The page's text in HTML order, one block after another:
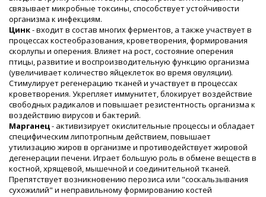
связывает микробные токсины, способствует устойчивости
организма к инфекциям.
Цинк- входит в состав многих ферментов, а также участвует в
процессах костеобразования, кроветворения, формирования
скорлупы и оперения. Влияет на рост, состояние оперения
птицы, развитие и воспроизводительную функцию организма
(увеличивает количество яйцеклеток во время овуляции).
Стимулирует регенерацию тканей и участвует в процессах
кроветворения. Укрепляет иммунитет, блокирует воздействие
свободных радикалов и повышает резистентность организма к
воздействию вирусов и бактерий.
Марганец- активизирует окислительные процессы и обладает
специфическим липотропным действием, повышает
утилизацию жиров в организме и противодействует жировой
дегенерации печени. Играет большую роль в обмене веществ в
костной, хрящевой, мышечной и соединительной тканей.
Препятствует возникновению перозиса или "соскальзывания
сухожилий" и неправильному формированию костей